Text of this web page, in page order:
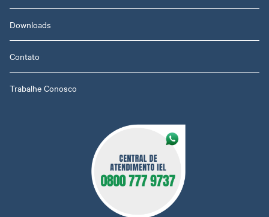
Downloads
Contato
Trabalhe Conosco